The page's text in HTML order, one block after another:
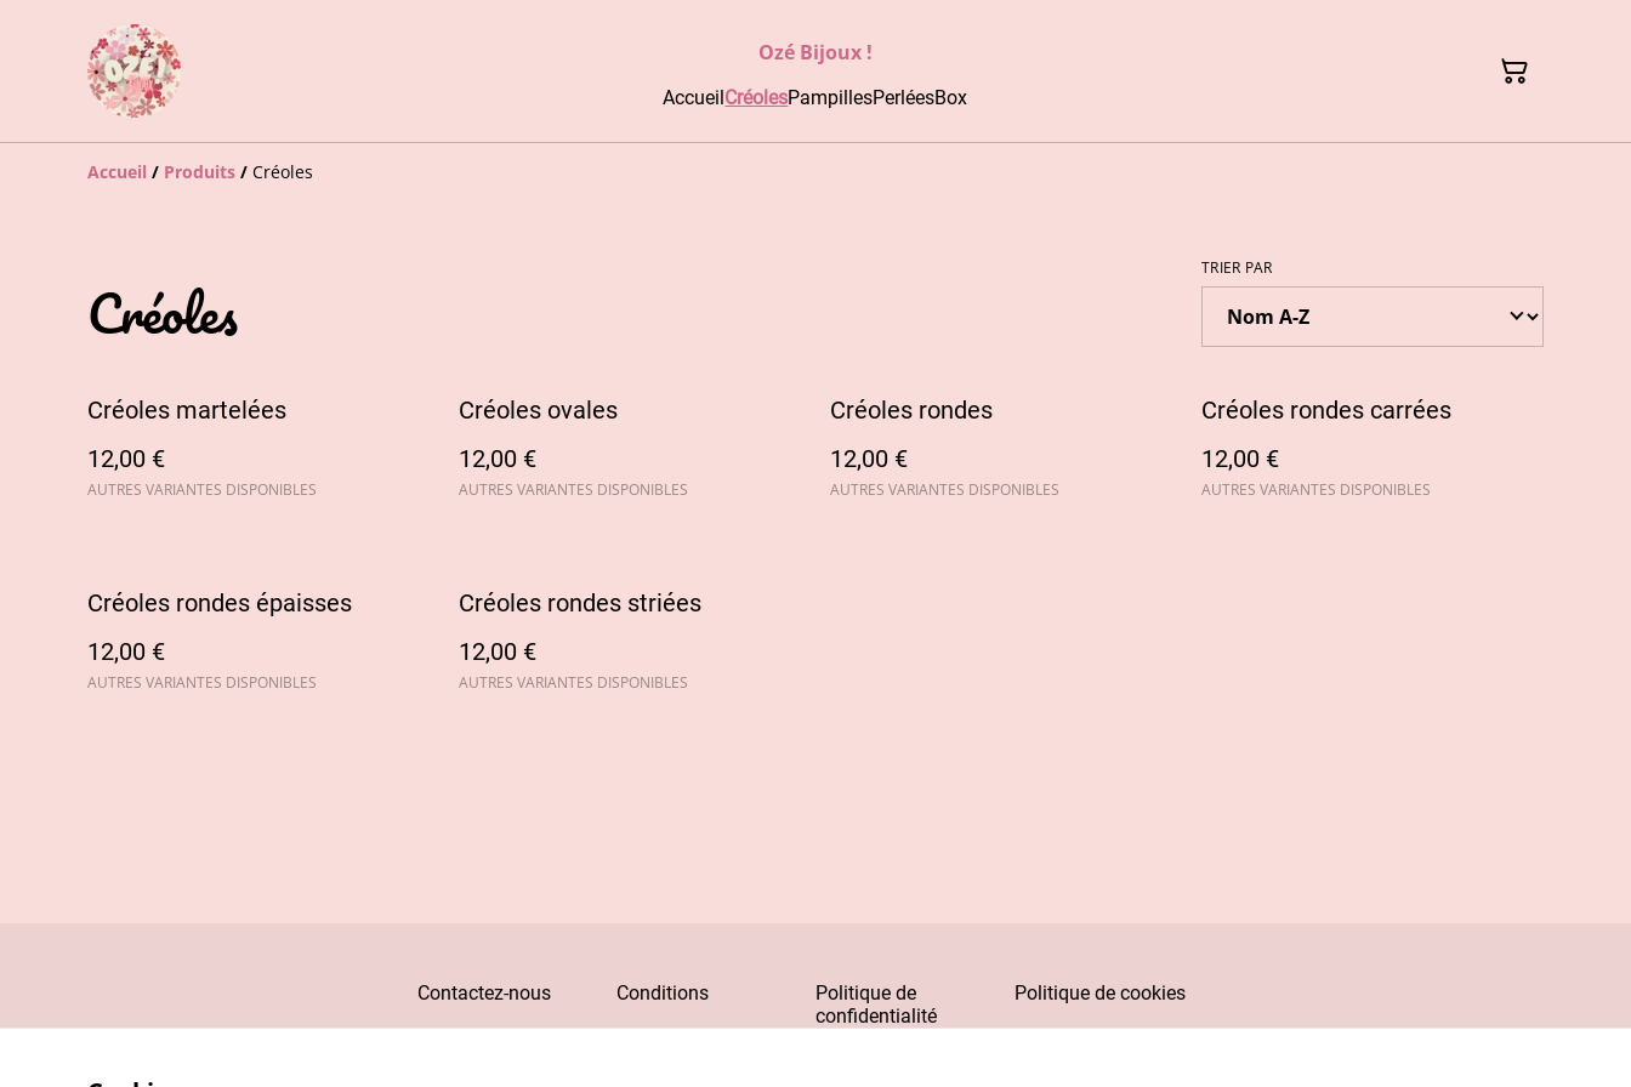
Ozé Bijoux !
AccueilCréolesPampillesPerléesBox
Accueil / Produits / Créoles
Créoles
TRIER PAR
Créoles martelées
12,00 €
AUTRES VARIANTES DISPONIBLES
Créoles ovales
12,00 €
AUTRES VARIANTES DISPONIBLES
Créoles rondes
12,00 €
AUTRES VARIANTES DISPONIBLES
Créoles rondes carrées
12,00 €
AUTRES VARIANTES DISPONIBLES
Créoles rondes épaisses
12,00 €
AUTRES VARIANTES DISPONIBLES
Créoles rondes striées
12,00 €
AUTRES VARIANTES DISPONIBLES
Contactez-nous Conditions
Politique de
confidentialité
Politique de cookies